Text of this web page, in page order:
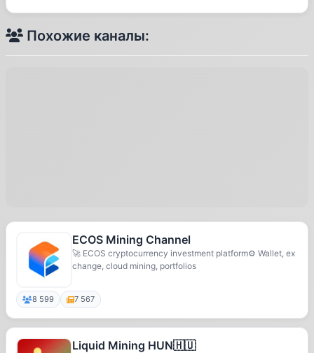
Похожие каналы:
ECOS Mining Channel
🚀 ECOS cryptocurrency investment platform⚙️ Wallet, ex
change, cloud mining, portfolios
8 599 7 567
Liquid Mining HUN🇭🇺